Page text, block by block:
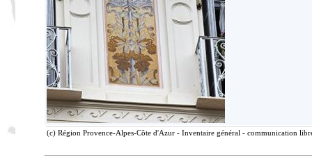
(c) Région Provence-Alpes-Côte d'Azur - Inventaire général - communication